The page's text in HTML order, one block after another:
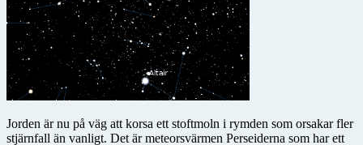
Jorden är nu på väg att korsa ett stoftmoln i rymden som orsakar fler
stjärnfall än vanligt. Det är meteorsvärmen Perseiderna som har ett